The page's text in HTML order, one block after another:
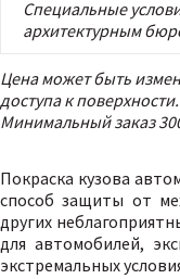
Специальные
архитектурным
Цена может быть
доступа к поверхности.
Минимальный заказ
Покраска кузова
способ защиты от
других
для автомобилей,
экстремальных